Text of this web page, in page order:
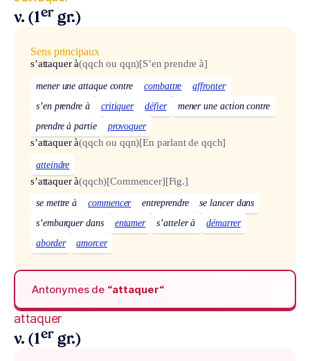
v. (1er gr.)
Sens principaux
s’attaquer à(qqch ou qqn)[S’en prendre à]
mener une attaque contre combattre
affronter
s’en prendre à
critiquer défier
mener une action contre
prendre à partie
provoquer
s’attaquer à(qqch ou qqn)[En parlant de qqch]
atteindre
s’attaquer à(qqch)[Commencer][Fig.]
se mettre à commencer entreprendre
se lancer dans
s’embarquer dans
entamer s’atteler à
démarrer
aborder
amorcer
Antonymes de “attaquer“
attaquer
v. (1er gr.)